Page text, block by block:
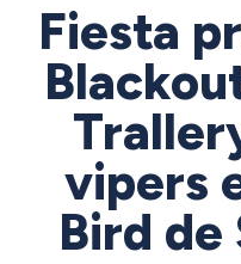
Fiesta
vipers
Bird de